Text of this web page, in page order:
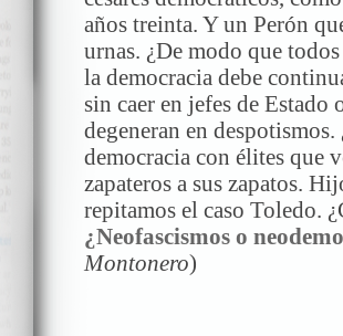
años treinta. Y un Perón
urnas. ¿De modo que
la democracia debe
sin caer en jefes de Estado
degeneran en
democracia con élites que
zapateros a sus zapatos.
repitamos el caso Toledo.
¿Neofascismos o
Montonero)